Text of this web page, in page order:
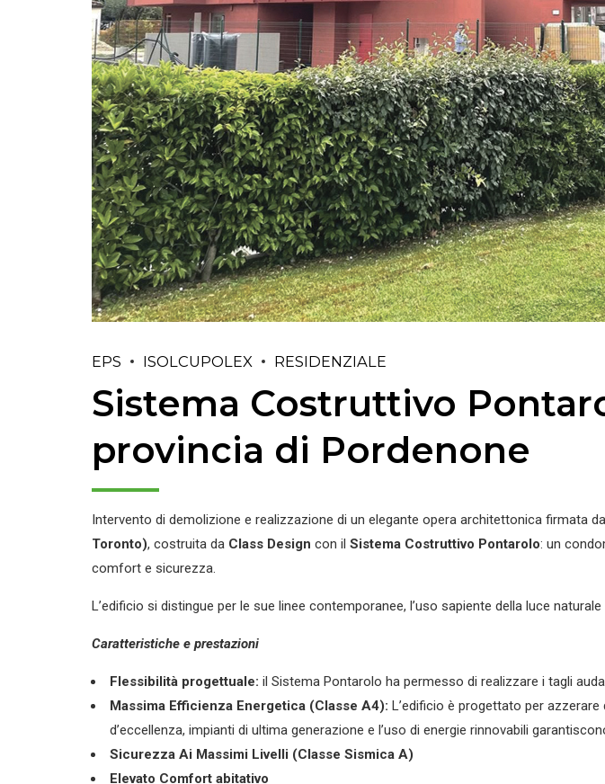
EPS ISOLCUPOLEX RESIDENZIALE
Sistema Costruttivo
provincia di Pordenone
Intervento di demolizione e realizzazione di un elegante opera architettonica firmata
Toronto), costruita da Class Design con il Sistema Costruttivo Pontarolo: un
comfort e sicurezza.
L’edificio si distingue per le sue linee contemporanee, l’uso sapiente della luce
Caratteristiche e prestazioni
Flessibilità progettuale: il Sistema Pontarolo ha permesso di realizzare i tagli
Massima Efficienza Energetica (Classe A4): L’edificio è progettato per
d’eccellenza, impianti di ultima generazione e l’uso di energie rinnovabili
Sicurezza Ai Massimi Livelli (Classe Sismica A)
Elevato Comfort abitativo